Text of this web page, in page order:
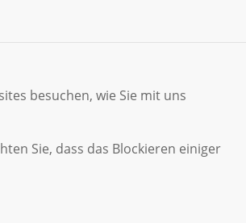
besuchen, wie Sie mit uns
Sie, dass das Blockieren einiger